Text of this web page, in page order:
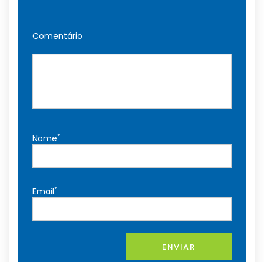
Comentário
Nome*
Email*
ENVIAR